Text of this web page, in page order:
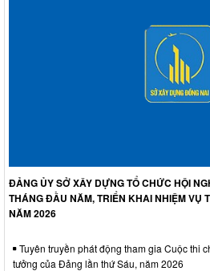
ĐẢNG ỦY SỞ XÂY DỰNG TỔ CHỨC HỘI
THÁNG ĐẦU NĂM, TRIỂN KHAI NHIỆM VỤ
NĂM 2026
Tuyên truyền phát động tham gia Cuộc thi
tưởng của Đảng lần thứ Sáu, năm 2026